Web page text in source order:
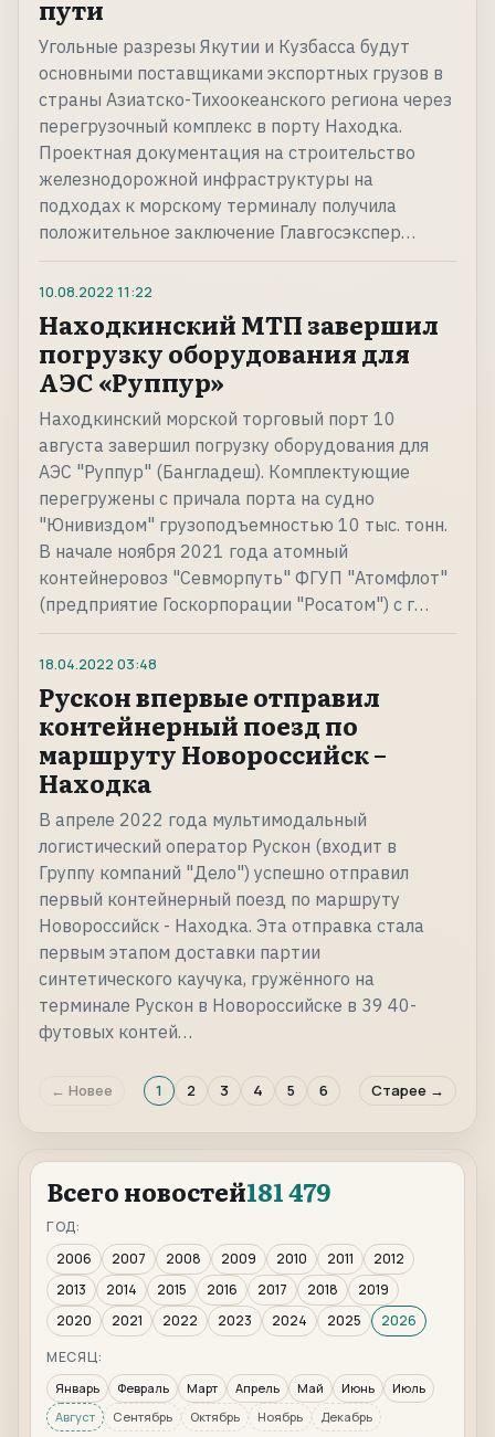
пути
Угольные разрезы Якутии и Кузбасса будут
основными поставщиками экспортных грузов в
страны Азиатско-Тихоокеанского региона через
перегрузочный комплекс в порту Находка.
Проектная документация на строительство
железнодорожной инфраструктуры на
подходах к морскому терминалу получила
положительное заключение Главгосэкспер…
10.08.2022 11:22
Находкинский МТП завершил
погрузку оборудования для
АЭС «Руппур»
Находкинский морской торговый порт 10
августа завершил погрузку оборудования для
АЭС "Руппур" (Бангладеш). Комплектующие
перегружены с причала порта на судно
"Юнивиздом" грузоподъемностью 10 тыс. тонн.
В начале ноября 2021 года атомный
контейнеровоз "Севморпуть" ФГУП "Атомфлот"
(предприятие Госкорпорации "Росатом") с г…
18.04.2022 03:48
Рускон впервые отправил
контейнерный поезд по
маршруту Новороссийск –
Находка
В апреле 2022 года мультимодальный
логистический оператор Рускон (входит в
Группу компаний "Дело") успешно отправил
первый контейнерный поезд по маршруту
Новороссийск - Находка. Эта отправка стала
первым этапом доставки партии
синтетического каучука, гружённого на
терминале Рускон в Новороссийске в 39 40-
футовых контей…
← Новее 1 2 3 4 5 6 Старее →
Всего новостей181 479
ГОД:
2006
2007 2008 2009 2010 2011
2012
2013
2014 2015 2016 2017 2018
2019
2020
2021 2022 2023 2024 2025
2026
МЕСЯЦ:
Январь Февраль Март Апрель Май Июнь
Июль
Август
Сентябрь Октябрь Ноябрь Декабрь